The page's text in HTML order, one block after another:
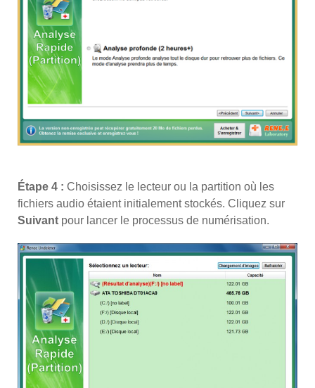
Étape 4 : Choisissez le lecteur ou la partition où les
fichiers audio étaient initialement stockés. Cliquez sur
Suivant pour lancer le processus de numérisation.